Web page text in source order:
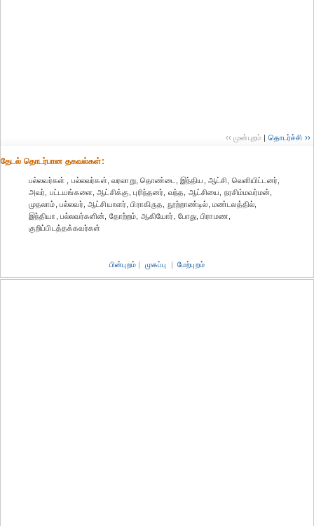
‹‹ முன்புறம் | தொடர்ச்சி ››
தேட‌ல் தொட‌ர்பான தகவ‌ல்க‌ள்:
பல்லவர்கள் , பல்லவர்கள், வரலாறு, தொண்டை, இந்திய, ஆட்சி, வெளியிட்டனர்,
அவர், பட்டயங்களை, ஆட்சிக்கு, புரிந்தனர், வந்த, ஆட்சியை, நரசிம்மவர்மன்,
முதலாம், பல்லவர், ஆட்சியாளர், பிராகிருத, நூற்றாண்டில், மண்டலத்தில்,
இந்தியா, பல்லவர்களின், தோற்றம், ஆகியோர், போது, பிராமண,
குறிப்பிடத்தக்கவர்கள்
பின்புறம் | முகப்பு | மேற்புறம்